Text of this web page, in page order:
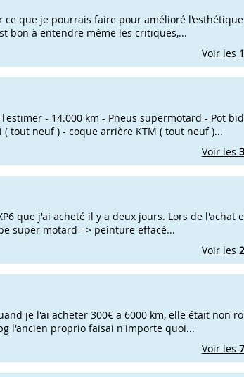
ce que je pourrais faire pour amélioré
bon à entendre même les critiques,...
Voir les
l'estimer - 14.000 km - Pneus supermotard - Pot
tout neuf ) - coque arrière KTM ( tout neuf )...
Voir les
que j'ai acheté il y a deux jours. Lors de l'achat
super motard => peinture effacé...
Voir les
je l'ai acheter 300€ a 6000 km, elle était non
l'ancien proprio faisai n'importe quoi...
Voir les